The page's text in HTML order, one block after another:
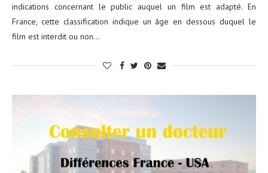
indications concernant le public auquel un film est adapté. En
France, cette classification indique un âge en dessous duquel le
film est interdit ou non…